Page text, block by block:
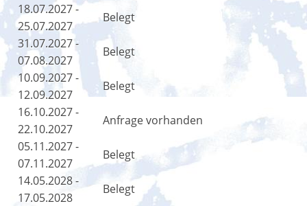
18.07.2027 -
25.07.2027
Belegt
31.07.2027 -
07.08.2027
Belegt
10.09.2027 -
12.09.2027
Belegt
16.10.2027 -
22.10.2027
Anfrage vorhanden
05.11.2027 -
07.11.2027
Belegt
14.05.2028 -
17.05.2028
Belegt